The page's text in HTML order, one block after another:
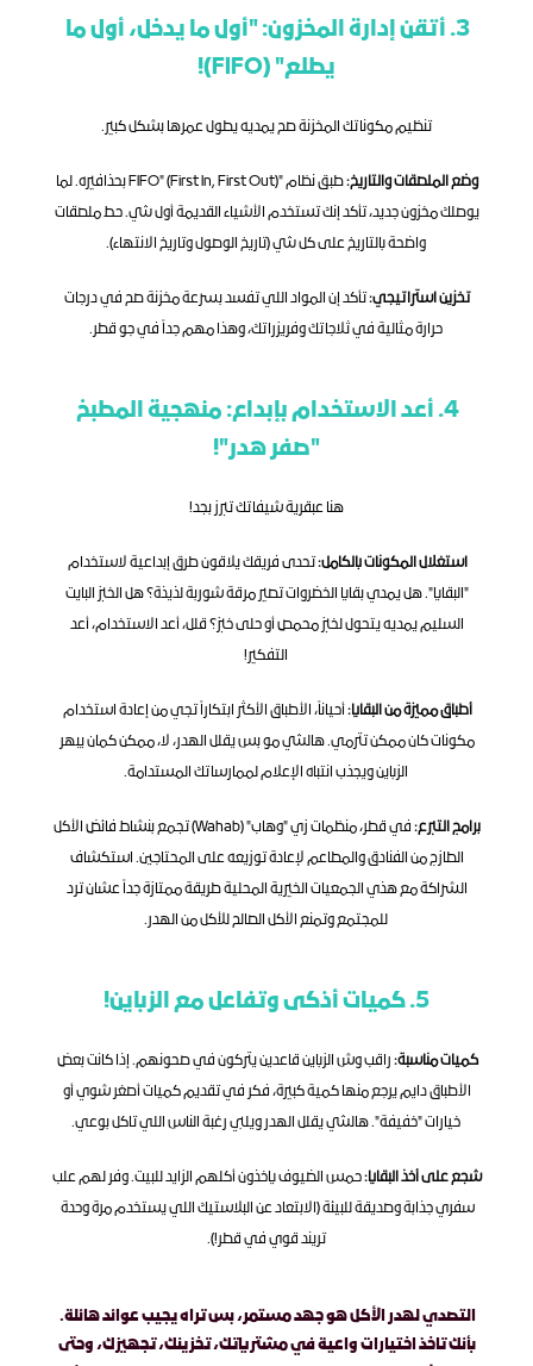
يطلع" (FIFO)!
تنظيم مكوناتك المخزنة صح يمديه يطول عمرها بشكل كبير.
وضع الملصقات والتاريخ:
يوصلك مخزون جديد، تأكد إنك تستخدم الأشياء القديمة أول شي. حط ملصقات
واضحة بالتاريخ على كل شي (تاريخ الوصول وتاريخ الانتهاء).
تخزين استراتيجي:
تأكد إن المواد اللي تفسد بسرعة مخزنة صح في درجات
حرارة مثالية في ثلاجاتك وفريزراتك، وهذا مهم جداً في جو قطر.
4. أعد الاستخدام بإبداع: منهجية المطبخ
"صفر هدر"!
هنا عبقرية شيفاتك تبرز بجد!
استغلال المكونات بالكامل:
"البقايا". هل يمدي بقايا الخضروات تصير مرقة شوربة لذيذة؟ هل الخبز البايت
السليم يمديه يتحول لخبز محمص أو حلى خبز؟ قلل، أعد الاستخدام، أعد
التفكير!
أطباق مميزة من البقايا:
الزباين ويجذب انتباه الإعلام لممارساتك المستدامة.
برامج التبرع:
في قطر، منظمات زي "وهاب" (Wahab) تجمع بنشاط فائض الأكل
الطازج من الفنادق والمطاعم لإعادة توزيعه على المحتاجين. استكشاف
الشراكة مع هذي الجمعيات الخيرية المحلية طريقة ممتازة جداً عشان ترد
للمجتمع وتمنع الأكل الصالح للأكل من الهدر.
5. كميات أذكى وتفاعل مع الزباين!
كميات مناسبة:
الأطباق دايم يرجع منها كمية كبيرة، فكر في تقديم كميات أصغر شوي أو
خيارات "خفيفة". هالشي يقلل الهدر ويلبي رغبة الناس اللي تاكل بوعي.
شجع على أخذ البقايا:
حمس الضيوف ياخذون أكلهم الزايد للبيت. وفر لهم علب
تريند قوي في قطر!).
بأنك تاخذ اختيارات واعية في مشترياتك، تخزينك، تجهيزك، وحتى